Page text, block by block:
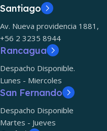
Santiago
Av. Nueva providencia 1881,
+56 2 3235 8944
Rancagua
Despacho Disponible.
Lunes - Miercoles
San Fernando
Despacho Disponible
Martes - Jueves